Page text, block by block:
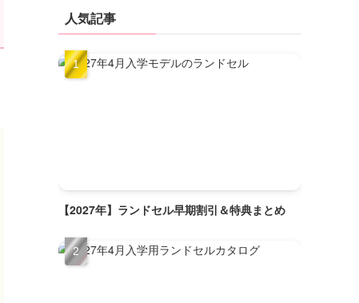
人気記事
【2027年】ランドセル早期割引＆特典まとめ